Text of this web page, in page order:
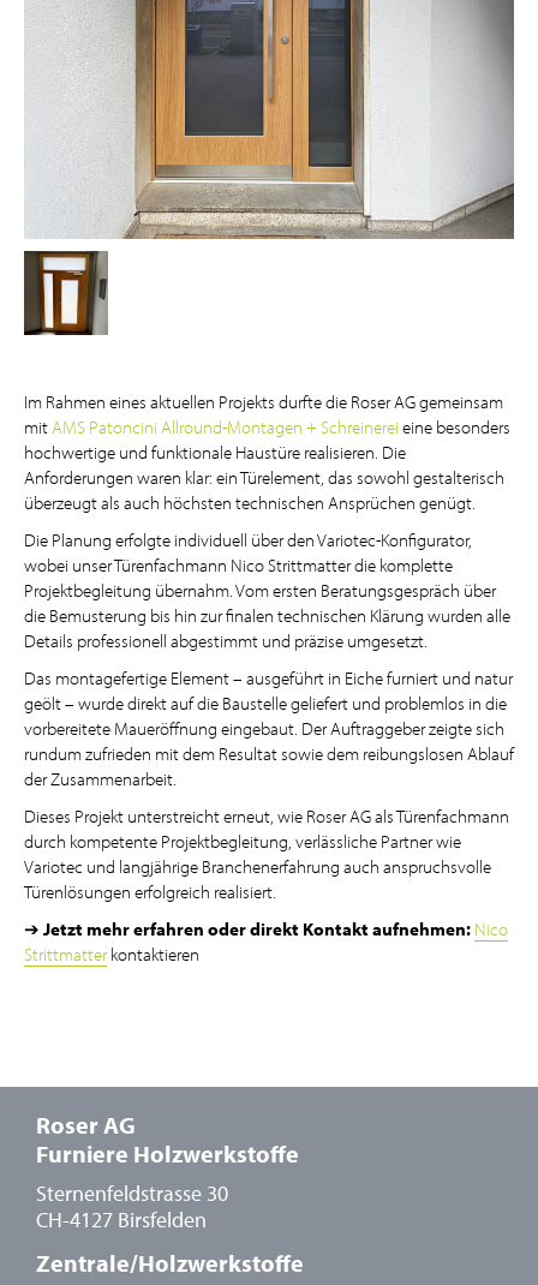
small
Im Rahmen eines aktuellen Projekts durfte die Roser AG gemeinsam
mitAMS Patoncini Allround-Montagen + Schreinerei eine besonders
hochwertige und funktionale Haustüre realisieren. Die
Anforderungen waren klar: ein Türelement, das sowohl gestalterisch
überzeugt als auch höchsten technischen Ansprüchen genügt.
Die Planung erfolgte individuell über den Variotec-Konfigurator,
wobei unser Türenfachmann Nico Strittmatter die komplette
Projektbegleitung übernahm. Vom ersten Beratungsgespräch über
die Bemusterung bis hin zur finalen technischen Klärung wurden alle
Details professionell abgestimmt und präzise umgesetzt.
Das montagefertige Element – ausgeführt in Eiche furniert und natur
geölt – wurde direkt auf die Baustelle geliefert und problemlos in die
vorbereitete Maueröffnung eingebaut. Der Auftraggeber zeigte sich
rundum zufrieden mit dem Resultat sowie dem reibungslosen Ablauf
der Zusammenarbeit.
Dieses Projekt unterstreicht erneut, wie Roser AG als Türenfachmann
durch kompetente Projektbegleitung, verlässliche Partner wie
Variotec und langjährige Branchenerfahrung auch anspruchsvolle
Türenlösungen erfolgreich realisiert.
➔ Jetzt mehr erfahren oder direkt Kontakt aufnehmen: Nico
Strittmatterkontaktieren
Roser AG
Furniere Holzwerkstoffe
Sternenfeldstrasse 30
CH-4127 Birsfelden
Zentrale/Holzwerkstoffe